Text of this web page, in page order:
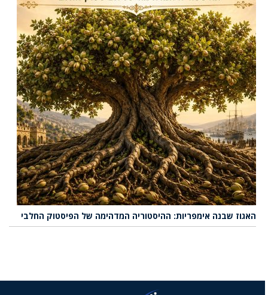
האגוז שבנה אימפריות: ההיסטוריה המדהימה של הפיסטוק החלבי